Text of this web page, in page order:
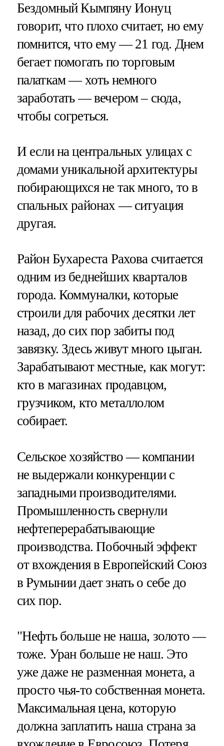
Бездомный Кымпяну Ионуц
говорит, что плохо считает, но ему
помнится, что ему — 21 год. Днем
бегает помогать по торговым
палаткам — хоть немного
заработать — вечером – сюда,
чтобы согреться.
И если на центральных улицах с
домами уникальной архитектуры
побирающихся не так много, то в
спальных районах — ситуация
другая.
Район Бухареста Рахова считается
одним из беднейших кварталов
города. Коммуналки, которые
строили для рабочих десятки лет
назад, до сих пор забиты под
завязку. Здесь живут много цыган.
Зарабатывают местные, как могут:
кто в магазинах продавцом,
грузчиком, кто металлолом
собирает.
Сельское хозяйство — компании
не выдержали конкуренции с
западными производителями.
Промышленность свернули
нефтеперерабатывающие
производства. Побочный эффект
от вхождения в Европейский Союз
в Румынии дает знать о себе до
сих пор.
"Нефть больше не наша, золото —
тоже. Уран больше не наш. Это
уже даже не разменная монета, а
просто чья-то собственная монета.
Максимальная цена, которую
должна заплатить наша страна за